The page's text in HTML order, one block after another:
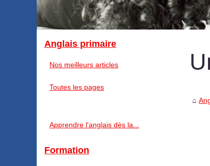
Anglais primaire
Nos meilleurs articles
Toutes les pages
Apprendre l'anglais dès la...
Formation